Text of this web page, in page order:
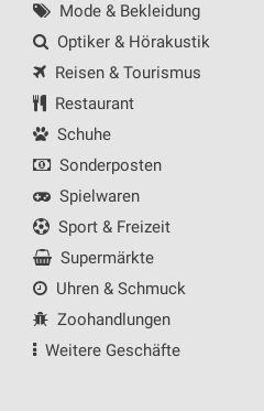
Mode & Bekleidung
Optiker & Hörakustik
Reisen & Tourismus
Restaurant
Schuhe
Sonderposten
Spielwaren
Sport & Freizeit
Supermärkte
Uhren & Schmuck
Zoohandlungen
Weitere Geschäfte